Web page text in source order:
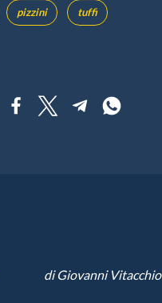
pizzini tuffi
diGiovanni Vitacchio